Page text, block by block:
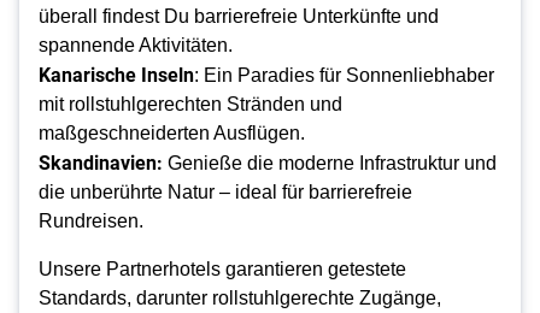
überall findest Du barrierefreie Unterkünfte und
spannende Aktivitäten.
Kanarische Inseln: Ein Paradies für Sonnenliebhaber
mit rollstuhlgerechten Stränden und
maßgeschneiderten Ausflügen.
Skandinavien: Genieße die moderne Infrastruktur und
die unberührte Natur – ideal für barrierefreie
Rundreisen.
Unsere Partnerhotels garantieren getestete
Standards, darunter rollstuhlgerechte Zugänge,